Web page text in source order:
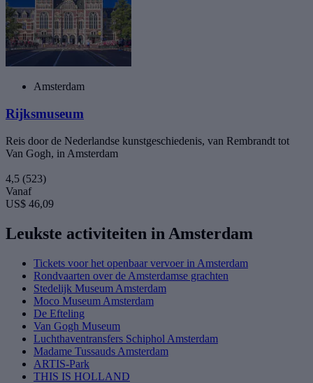
Amsterdam
Rijksmuseum
Reis door de Nederlandse kunstgeschiedenis, van Rembrandt tot
Van Gogh, in Amsterdam
4,5 (523)
Vanaf
US$ 46,09
Leukste activiteiten in Amsterdam
Tickets voor het openbaar vervoer in Amsterdam
Rondvaarten over de Amsterdamse grachten
Stedelijk Museum Amsterdam
Moco Museum Amsterdam
De Efteling
Van Gogh Museum
Luchthaventransfers Schiphol Amsterdam
Madame Tussauds Amsterdam
ARTIS-Park
THIS IS HOLLAND